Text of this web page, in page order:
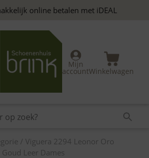
online betalen met iDEAL
Mijn
accountWinkelwagen
/ Viguera 2294 Leonor Oro
Leer Dames